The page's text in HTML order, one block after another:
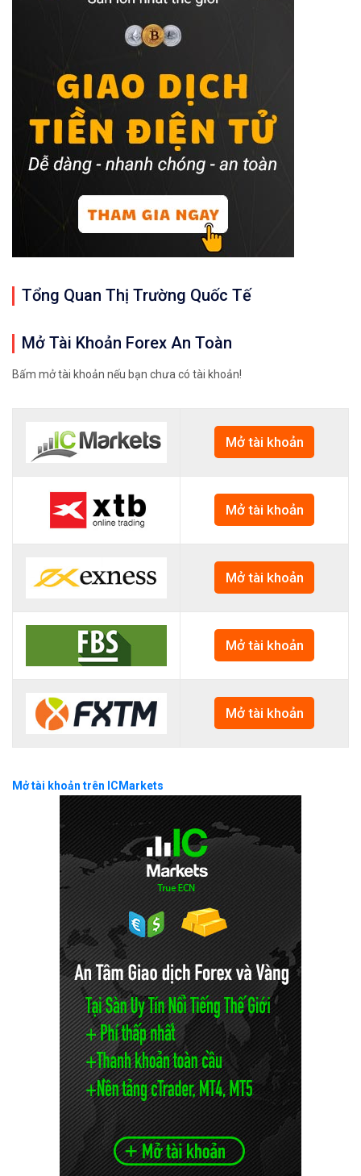
Tổng Quan Thị Trường Quốc Tế
Mở Tài Khoản Forex An Toàn
Bấm mở tài khoản nếu bạn chưa có tài khoản!
Mở tài khoản
Mở tài khoản
Mở tài khoản
Mở tài khoản
Mở tài khoản
Mở tài khoản trên ICMarkets